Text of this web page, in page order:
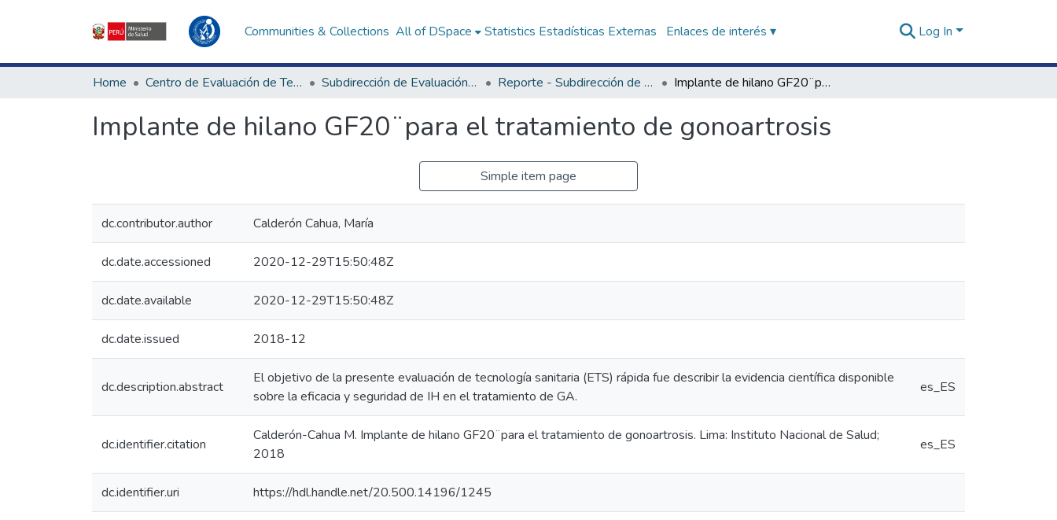
Communities & Collections All of DSpace Statistics Estadísticas Externas Enlaces de interés ▾ Log In
Home Centro de Evaluación de Tecnologías en Salud Subdirección de Evaluación de Tecnologías Sanitarias Reporte - Subdirección de Evaluación de Tecnologías Sanitarias Implante de hilano GF20 ̈ para el tratamiento de gonoartrosis
Implante de hilano GF20 ̈ para el tratamiento de gonoartrosis
Simple item page
dc.contributor.author Calderón Cahua, María
dc.date.accessioned 2020-12-29T15:50:48Z
dc.date.available 2020-12-29T15:50:48Z
dc.date.issued 2018-12
dc.description.abstract
El objetivo de la presente evaluación de tecnología sanitaria (ETS) rápida fue describir la evidencia científica disponible
sobre la eficacia y seguridad de IH en el tratamiento de GA.
es_ES
dc.identifier.citation
Calderón-Cahua M. Implante de hilano GF20 ̈ para el tratamiento de gonoartrosis. Lima: Instituto Nacional de Salud;
2018
es_ES
dc.identifier.uri https://hdl.handle.net/20.500.14196/1245